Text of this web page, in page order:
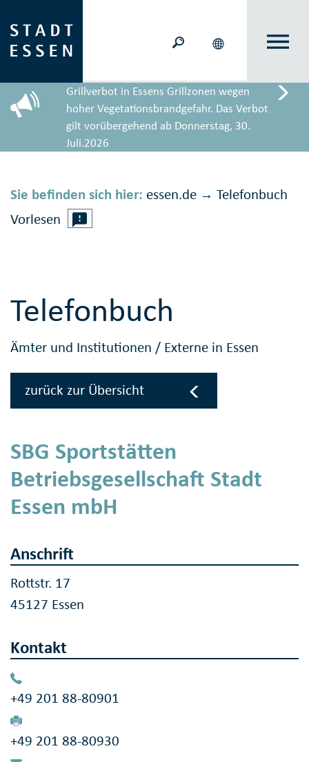
Grillverbot in Essens Grillzonen wegen
hoher Vegetationsbrandgefahr. Das Verbot
gilt vorübergehend ab Donnerstag, 30.
Juli.2026
Sie befinden sich hier: essen.de → Telefonbuch
Vorlesen
Telefonbuch
Ämter und Institutionen / Externe in Essen
zurück zur Übersicht
SBG Sportstätten
Betriebsgesellschaft Stadt
Essen mbH
Anschrift
Rottstr. 17
45127 Essen
Kontakt
+49 201 88-80901
+49 201 88-80930